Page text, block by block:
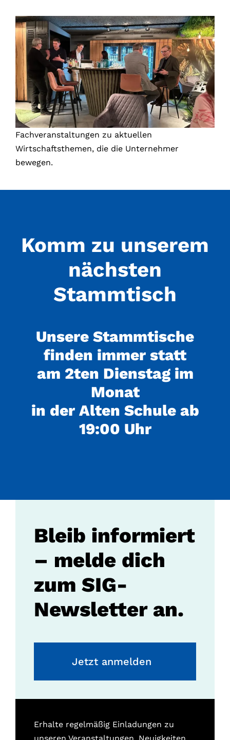
Fachveranstaltungen zu aktuellen
Wirtschaftsthemen, die die Unternehmer
bewegen.
Komm zu unserem
nächsten
Stammtisch
Unsere Stammtische
finden immer statt
am 2ten Dienstag im
Monat
in der Alten Schule ab
19:00 Uhr
Bleib informiert
– melde dich
zum SIG-
Newsletter an.
Jetzt anmelden
Erhalte regelmäßig Einladungen zu